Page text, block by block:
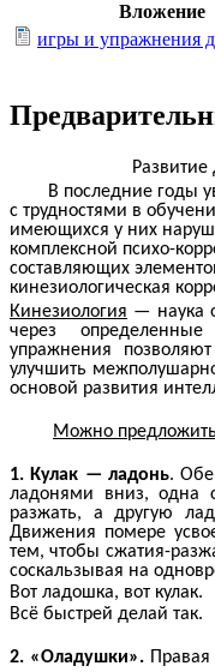
Вложение
игры и упражнения
В последние годы
с трудностями в
имеющихся у них
комплексной психо-
составляющих
кинезиологическая
Кинезиология — наука
через
упражнения
улучшить
основой развития
Можно
1. Кулак — ладонь. Обе
ладонями вниз, одна
разжать, а другую
Движения помере
тем, чтобы сжатия-
соскальзывая на
Вот ладошка, вот кулак.
Всё быстрей делай так.
2. «Оладушки».Правая